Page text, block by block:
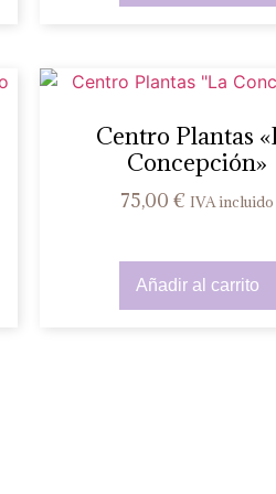
Centro Plantas
Concepción»
75,00 € IVA incluido
Añadir al carrito